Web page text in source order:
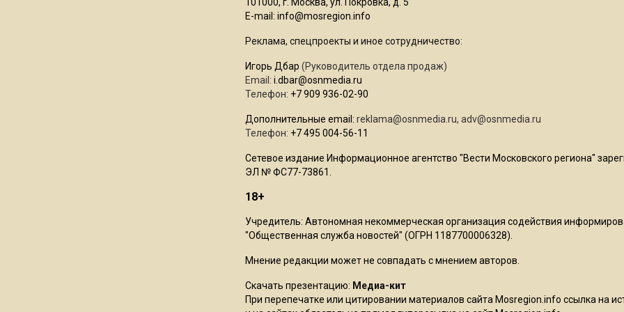
E-mail: info@mosregion.info
Реклама, спецпроекты и иное сотрудничество:
Игорь Дбар (Руководитель отдела продаж)
Email: i.dbar@osnmedia.ru
Телефон: +7 909 936-02-90
Дополнительные email: reklama@osnmedia.ru, adv@osnmedia.ru
Телефон: +7 495 004-56-11
Сетевое издание Информационное агентство "Вести Московского региона"
ЭЛ № ФС77-73861.
18+
Учредитель: Автономная некоммерческая организация содействия
"Общественная служба новостей" (ОГРН 1187700006328).
Мнение редакции может не совпадать с мнением авторов.
Скачать презентацию: Медиа-кит
При перепечатке или цитировании материалов сайта Mosregion.info ссылка на